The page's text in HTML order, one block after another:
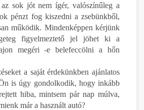
sok jót nem ígér, valószínűleg a
pénzt fog kiszedni a zsebünkből,
működik. Mindenképpen kérjünk
figyelmeztető jel jöhet ki a
megéri -e belefeccölni a hőn
a saját érdekünkben ajánlatos
is úgy gondolkodik, hogy inkább
hiba, mintsem pár nap múlva,
már a használt autó?